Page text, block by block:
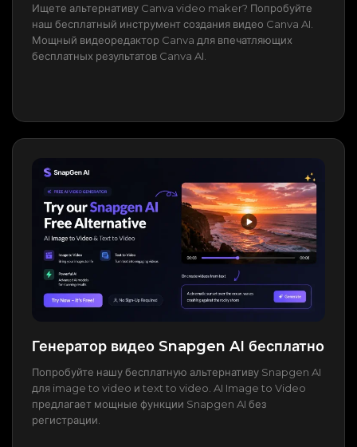
Ищете альтернативу Canva video maker? Попробуйте
наш бесплатный инструмент создания видео Canva AI.
Мощный видеоредактор Canva для впечатляющих
бесплатных результатов Canva AI.
Генератор видео Snapgen AI бесплатно
Попробуйте нашу бесплатную альтернативу Snapgen AI
для image to video и text to video. AI Image to Video
предлагает мощные функции Snapgen AI без
регистрации.